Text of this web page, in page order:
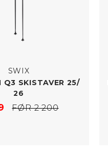
SWIX
Q3 SKISTAVER 25/​
26
FØR 2 200